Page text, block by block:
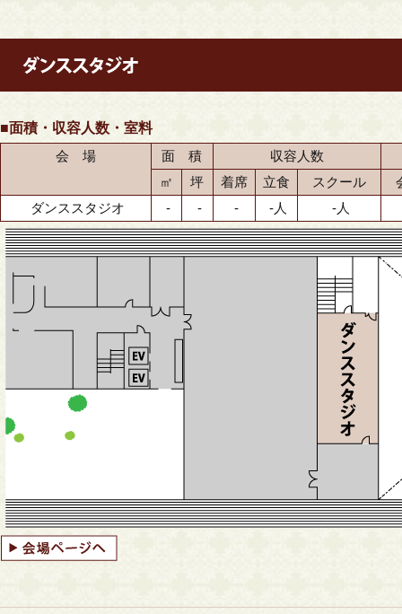
■面積・収容人数・室料
会 場
面 積
収容人数
㎡
坪 着席 立食 スクール
ダンススタジオ
- - - -人 -人